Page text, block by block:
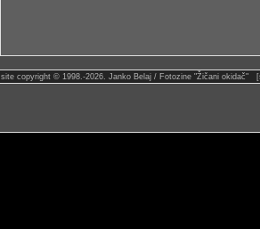
site copyright © 1998.-2026. Janko Belaj / Fotozine "Žičani okidač"